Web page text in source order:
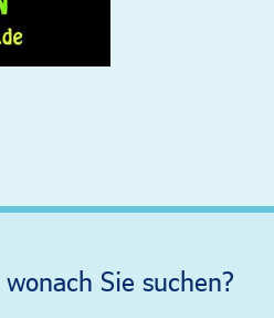
Sie suchen?